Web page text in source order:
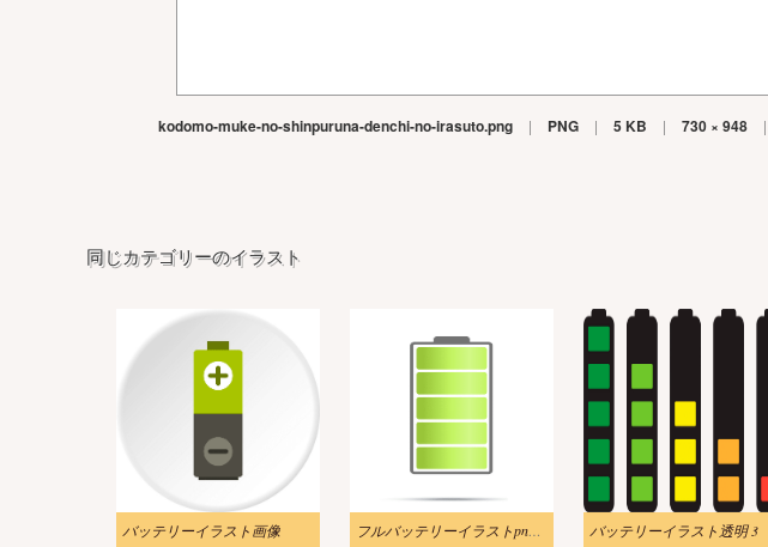
kodomo-muke-no-shinpuruna-denchi-no-irasuto.png | PNG | 5 KB | 730 × 948 |
同じカテゴリーのイラスト
バッテリーイラスト画像 フルバッテリーイラストpng無料 バッテリーイラスト透明 3